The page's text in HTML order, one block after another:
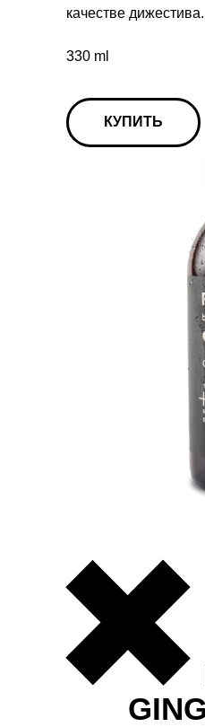
качестве дижестива.
330 ml
КУПИТЬ